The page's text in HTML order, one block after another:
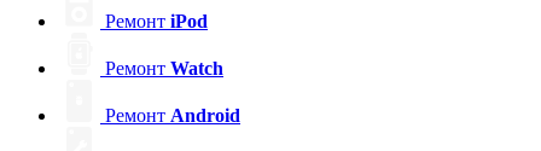
Ремонт iPod
Ремонт Watch
Ремонт Android